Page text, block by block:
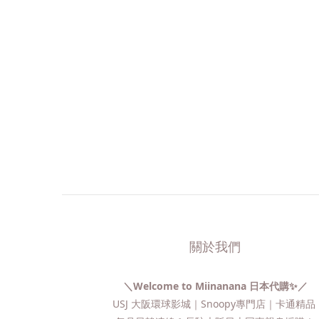
關於我們
＼Welcome to Miinanana 日本代購✨／
USJ 大阪環球影城｜Snoopy專門店｜卡通精